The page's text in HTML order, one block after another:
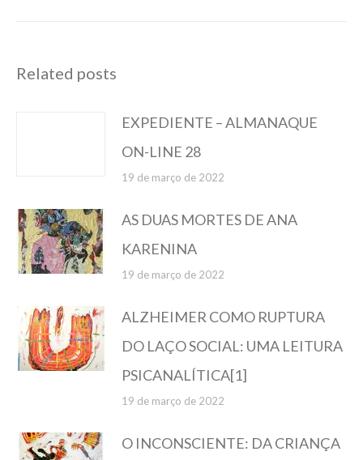
Related posts
EXPEDIENTE – ALMANAQUE
ON-LINE 28
19 de março de 2022
AS DUAS MORTES DE ANA
KARENINA
19 de março de 2022
ALZHEIMER COMO RUPTURA
DO LAÇO SOCIAL: UMA LEITURA
PSICANALÍTICA[1]
19 de março de 2022
O INCONSCIENTE: DA CRIANÇA